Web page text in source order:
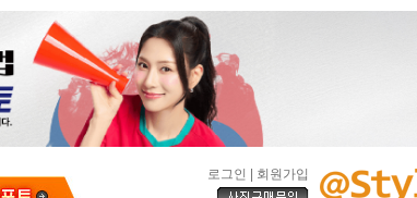
로그인 회원가입